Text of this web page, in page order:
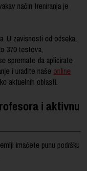
način treniranja je
U zavisnosti od odseka,
370 testova,
spremate da aplicirate
i uradite naše online
aktuelnih oblasti.
i aktivnu
imaćete punu podršku